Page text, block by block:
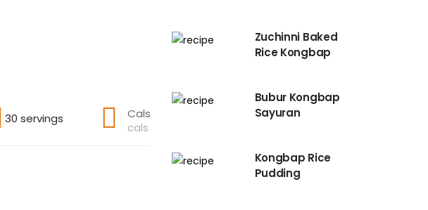
30 servings
Cals
cals
Zuchinni Baked
Rice Kongbap
Bubur Kongbap
Sayuran
Kongbap Rice
Pudding